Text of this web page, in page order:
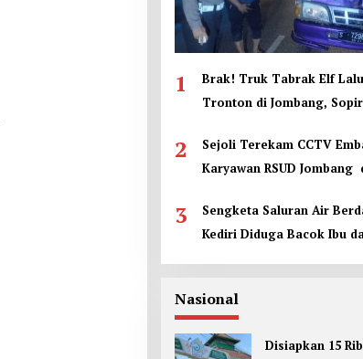
1
Brak! Truk Tabrak Elf
Tronton di Jombang,
2
Sejoli Terekam CCTV
Karyawan RSUD Jombang
3
Sengketa Saluran Air
Kediri Diduga Bacok Ibu
Nasional
Disiapkan 15